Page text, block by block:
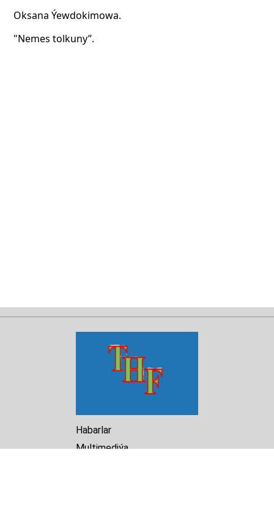
Oksana Ýewdokimowa.
"Nemes tolkuny”.
Habarlar
Multimediýa